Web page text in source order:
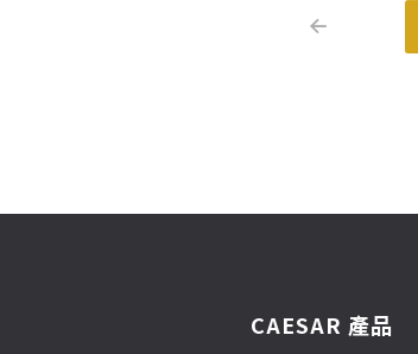
CAESAR 產品